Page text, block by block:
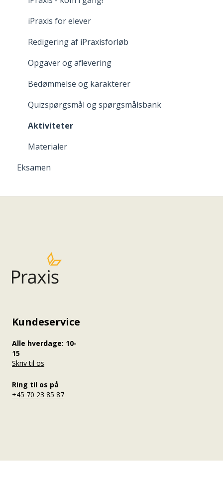
iPraxis for elever
Redigering af iPraxisforløb
Opgaver og aflevering
Bedømmelse og karakterer
Quizspørgsmål og spørgsmålsbank
Aktiviteter
Materialer
Eksamen
Kundeservice
Alle hverdage: 10-
15
Skriv til os
Ring til os på
+45 70 23 85 87